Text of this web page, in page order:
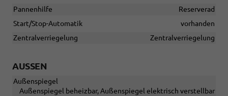
Pannenhilfe
Reserverad
Start/Stop-Automatik
vorhanden
Zentralverriegelung
Zentralverriegelung
AUSSEN
Außenspiegel
Außenspiegel beheizbar, Außenspiegel elektrisch verstellbar